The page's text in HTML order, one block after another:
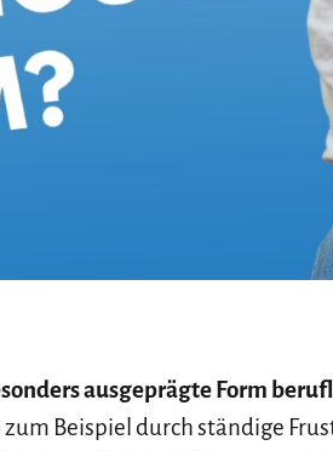
ausgeprägte Form
zum Beispiel durch ständige